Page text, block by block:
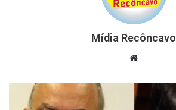
Mídia Recôncavo
Website